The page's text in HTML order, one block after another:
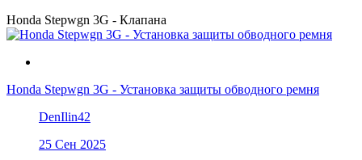
Honda Stepwgn 3G - Клапана
Honda Stepwgn 3G - Установка защиты обводного ремня
DenIlin42
25 Сен 2025